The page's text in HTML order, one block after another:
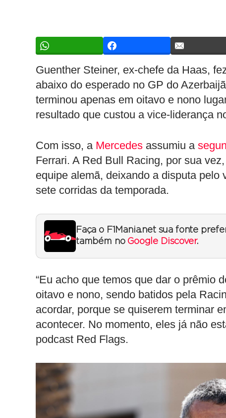
Guenther Steiner, ex-chefe da Haas,
abaixo do esperado no GP do
terminou apenas em oitavo e nono
resultado que custou a vice-liderança
Com isso, a Mercedes assumiu a
Ferrari. A Red Bull Racing, por sua
equipe alemã, deixando a disputa
sete corridas da temporada.
Faça o F1Mania.net sua fonte
também no Google Discover.
“Eu acho que temos que dar o prêmio
oitavo e nono, sendo batidos pela
acordar, porque se quiserem terminar
acontecer. No momento, eles já não
podcast Red Flags.